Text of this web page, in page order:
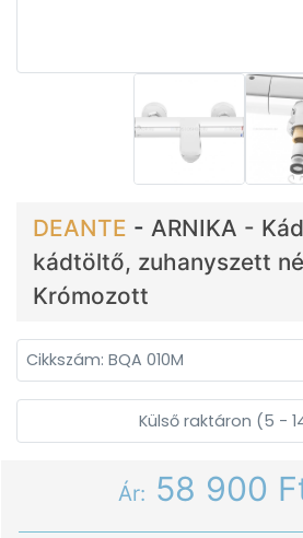
DEANTE - ARNIKA -
kádtöltő, zuhanyszett
Krómozott
Cikkszám: BQA 010M
Külső raktáron (5 -
Ár: 58 900